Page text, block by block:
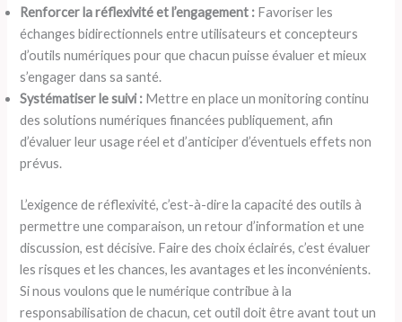
Renforcer la réflexivité et l’engagement : Favoriser les
échanges bidirectionnels entre utilisateurs et concepteurs
d’outils numériques pour que chacun puisse évaluer et mieux
s’engager dans sa santé.
Systématiser le suivi : Mettre en place un monitoring continu
des solutions numériques financées publiquement, afin
d’évaluer leur usage réel et d’anticiper d’éventuels effets non
prévus.
L’exigence de réflexivité, c’est-à-dire la capacité des outils à
permettre une comparaison, un retour d’information et une
discussion, est décisive. Faire des choix éclairés, c’est évaluer
les risques et les chances, les avantages et les inconvénients.
Si nous voulons que le numérique contribue à la
responsabilisation de chacun, cet outil doit être avant tout un